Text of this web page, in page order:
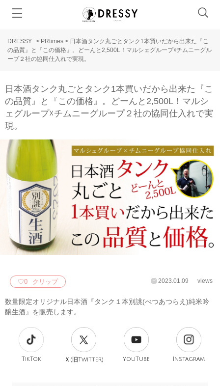
DRESSY > PRtimes > 日本酒タンク丸ごとタンク1本買いだから出来た『こ
の品質』と『この価格』。どーんと2,500L！マルシェグループ☓チムニーグル
ープ２社の協同仕入れで実現。
日本酒タンク丸ごとタンク1本買いだから出来た『こ
の品質』と『この価格』。どーんと2,500L！マルシ
ェグループ☓チムニーグループ２社の協同仕入れで実
現。
♡0 クリップ 2023.01.09 views
数量限定オリジナル日本酒『タンク１本別誂(べつあつらえ)純米吟
醸生酒』を販売します。
TikTok Ｘ(旧Twitter) YouTube Instagram